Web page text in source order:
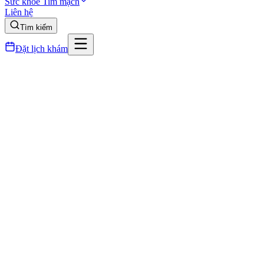
Liên hệ
Tìm kiếm
Đặt lịch khám